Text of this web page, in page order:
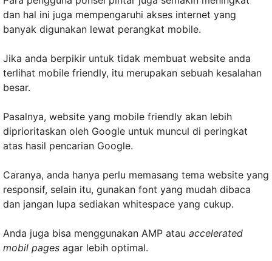
dan hal ini juga mempengaruhi akses internet yang
banyak digunakan lewat perangkat mobile.
Jika anda berpikir untuk tidak membuat website anda
terlihat mobile friendly, itu merupakan sebuah kesalahan
besar.
Pasalnya, website yang mobile friendly akan lebih
diprioritaskan oleh Google untuk muncul di peringkat
atas hasil pencarian Google.
Caranya, anda hanya perlu memasang tema website yang
responsif, selain itu, gunakan font yang mudah dibaca
dan jangan lupa sediakan whitespace yang cukup.
Anda juga bisa menggunakan AMP atau accelerated
mobil pages agar lebih optimal.